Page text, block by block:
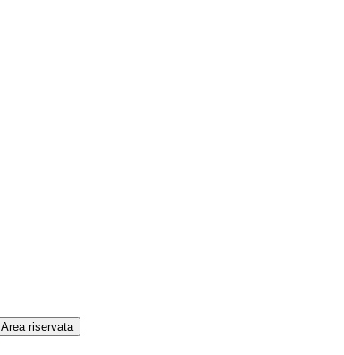
Area riservata